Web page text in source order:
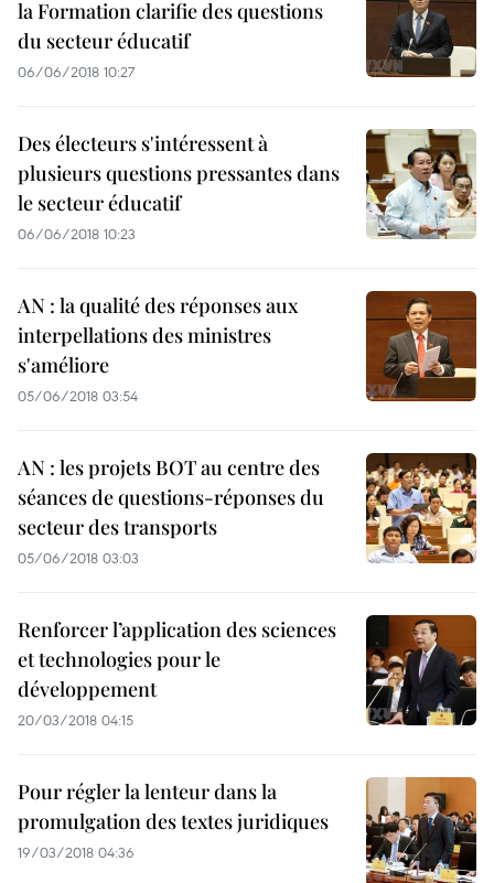
la Formation clarifie des questions
du secteur éducatif
06/06/2018 10:27
Des électeurs s'intéressent à
plusieurs questions pressantes dans
le secteur éducatif
06/06/2018 10:23
AN : la qualité des réponses aux
interpellations des ministres
s'améliore
05/06/2018 03:54
AN : les projets BOT au centre des
séances de questions-réponses du
secteur des transports
05/06/2018 03:03
Renforcer l’application des sciences
et technologies pour le
développement
20/03/2018 04:15
Pour régler la lenteur dans la
promulgation des textes juridiques
19/03/2018 04:36